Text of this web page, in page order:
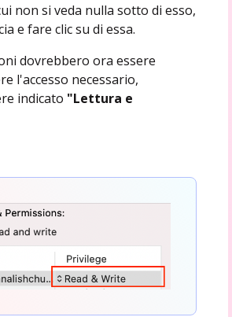
non si veda nulla sotto di esso,
e fare clic su di essa.
dovrebbero ora essere
l'accesso necessario,
indicato "Lettura e